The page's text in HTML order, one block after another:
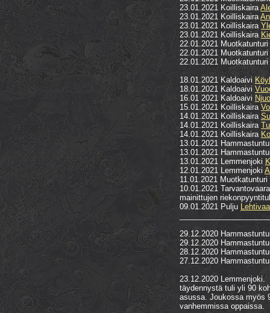
23.01.2021 Koilliskaira
23.01.2021 Koilliskaira
23.01.2021 Koilliskaira
23.01.2021 Koilliskaira
22.01.2021 Muotkatunturi
22.01.2021 Muotkatunturi
22.01.2021 Muotkatunturi
18.01.2021 Kaldoaivi
18.01.2021 Kaldoaivi
16.01 2021 Kaldoaivi
15.01.2021 Koilliskaira
14.01.2021 Koilliskaira
14.01.2021 Koilliskaira
14.01.2021 Koilliskaira
13.01.2021
13.01.2021
13.01.2021 Lemmenjoki
12.01.2021 Lemmenjoki
11.01.2021 Muotkatunturi
10.01.2021
mainittujen
09.01.2021 Pulju
29.12.2020
29.12.2020
28.12.2020
27.12.2020
23.12.2020
täydennystä tuli yli 90
asussa. Joukossa myös
vanhemmissa oppaissa.